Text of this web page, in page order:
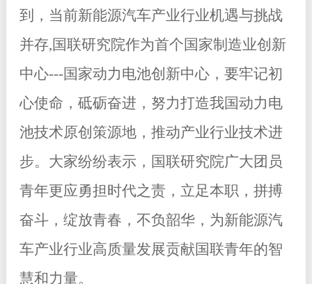
到，当前新能源汽车产业行业机遇与挑战
并存,国联研究院作为首个国家制造业创新
中心---国家动力电池创新中心，要牢记初
心使命，砥砺奋进，努力打造我国动力电
池技术原创策源地，推动产业行业技术进
步。大家纷纷表示，国联研究院广大团员
青年更应勇担时代之责，立足本职，拼搏
奋斗，绽放青春，不负韶华，为新能源汽
车产业行业高质量发展贡献国联青年的智
慧和力量。